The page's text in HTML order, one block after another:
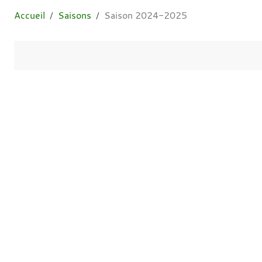
Accueil Saisons Saison 2024-2025